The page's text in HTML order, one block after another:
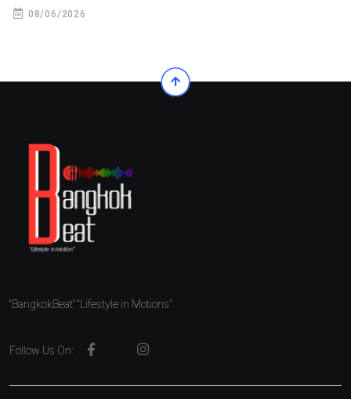
08/06/2026
“BangkokBeat” “Lifestyle in Motions”
Follow Us On: